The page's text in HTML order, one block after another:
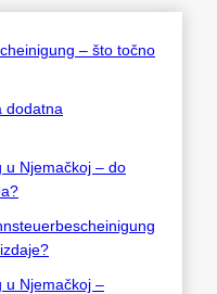
– što točno
dodatna
u Njemačkoj – do
u Njemačkoj –